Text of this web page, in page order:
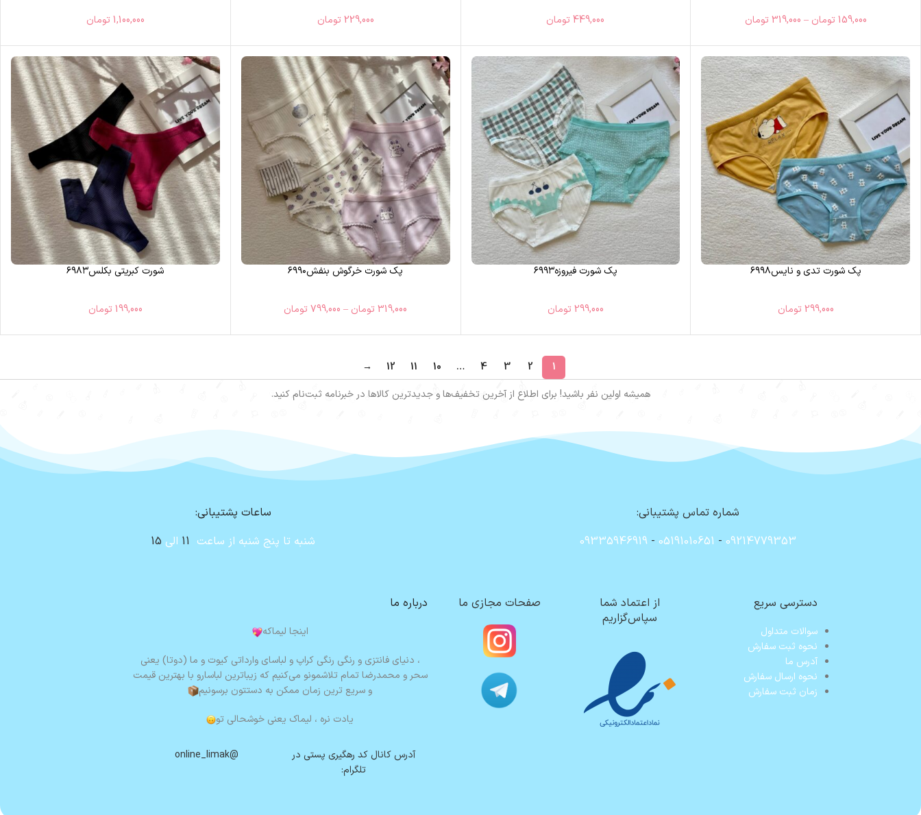
159,000 تومان –
319,000 تومان 449,000 تومان 229,000 تومان 1,100,000تومان
پک شورت تدی و نایس۶۹۹۸
299,000 تومان
پک شورت فیروزه۶۹۹۳
299,000تومان
پک شورت خرگوش بنفش۶۹۹۰
319,000تومان –
799,000تومان
شورت کبریتی بکلس۶۹۸۳
199,000تومان
1
2
3
4
…
10
11
12
→
همیشه اولین نفر باشید! برای اطلاع از آخرین تخفیف‌ها و جدیدترین کالاها در خبرنامه ثبت‌نام کنید.
شماره تماس پشتیبانی:
09214779353
-
05191010651
-
09335946919
ساعات پشتیبانی:
شنبه تا پنج شنبه از ساعت 11 الی 15
دسترسی سریع
سوالات متداول
نحوه ثبت سفارش
آدرس ما
نحوه ارسال سفارش
زمان ثبت سفارش
از اعتماد شما
سپاس‌گزاریم
صفحات مجازی ما درباره ما
اینجا لیماکه
، دنیای فانتزی و رنگی رنگی کراپ و لباسای وارداتی کیوت و ما (دوتا) یعنی
سحر و محمدرضا تمام تلاشمونو می‌کنیم که زیباترین لباسارو با بهترین قیمت
و سریع ترین زمان ممکن به دستتون برسونیم
یادت نره ، لیماک یعنی خوشحالی تو
آدرس کانال کد رهگیری پستی در
تلگرام:
@online_limak